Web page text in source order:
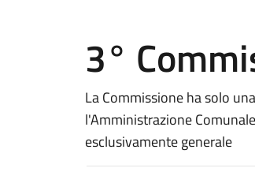
3°
La Commissione ha solo
l'Amministrazione
esclusivamente generale